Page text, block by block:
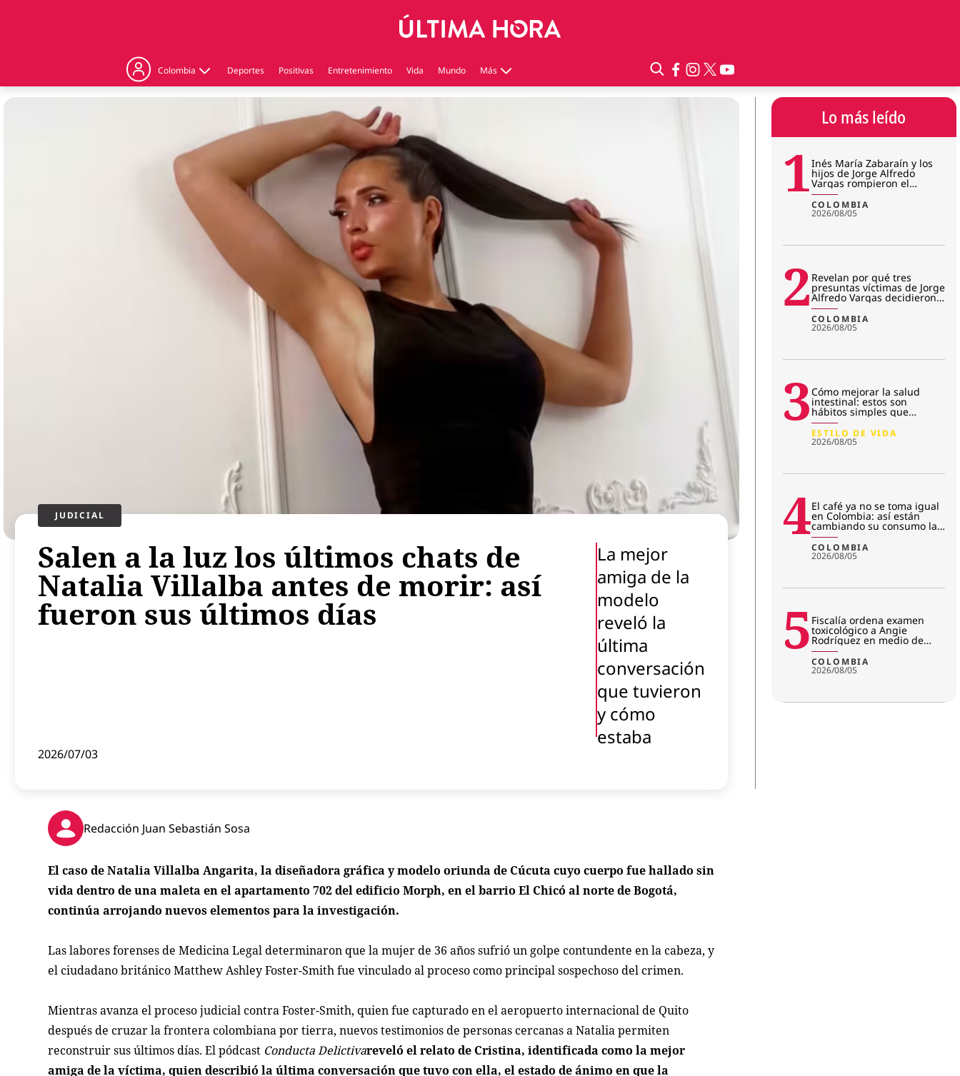
Colombia
Judicial
Regiones
Deportes Positivas Entretenimiento Vida Mundo Más
Virales
Contenido patrocinado
JUDICIAL
Salen a la luz los últimos chats de
Natalia Villalba antes de morir: así
fueron sus últimos días
La mejor
amiga de la
modelo
reveló la
última
conversación
que tuvieron
y cómo
estaba
2026/07/03
Lo más leído
1Inés María Zabaraín y los
hijos de Jorge Alfredo
Vargas rompieron el
silencio tras imputación:
¿qué
COLOMBIA
2026/08/05
2 Revelan por qué tres
presuntas víctimas de Jorge
Alfredo Vargas decidieron
no seguir en el juicio
COLOMBIA
2026/08/05
3Cómo mejorar la salud
intestinal: estos son
hábitos simples que
transforman la microbiota
ESTILO DE VIDA
2026/08/05
4El café ya no se toma igual
en Colombia: así están
cambiando su consumo las
nuevas generaciones
COLOMBIA
2026/08/05
5 Fiscalía ordena examen
toxicológico a Angie
Rodríguez en medio de
investigación por
amenazas
COLOMBIA
2026/08/05
Redacción Juan Sebastián Sosa
El caso de Natalia Villalba Angarita, la diseñadora gráfica y modelo oriunda de Cúcuta cuyo cuerpo fue hallado sin
vida dentro de una maleta en el apartamento 702 del edificio Morph, en el barrio El Chicó al norte de Bogotá,
continúa arrojando nuevos elementos para la investigación.
Las labores forenses de Medicina Legal determinaron que la mujer de 36 años sufrió un golpe contundente en la cabeza, y
el ciudadano británico Matthew Ashley Foster-Smith fue vinculado al proceso como principal sospechoso del crimen.
Mientras avanza el proceso judicial contra Foster-Smith, quien fue capturado en el aeropuerto internacional de Quito
después de cruzar la frontera colombiana por tierra, nuevos testimonios de personas cercanas a Natalia permiten
reconstruir sus últimos días. El pódcast Conducta Delictivareveló el relato de Cristina, identificada como la mejor
amiga de la víctima, quien describió la última conversación que tuvo con ella, el estado de ánimo en que la